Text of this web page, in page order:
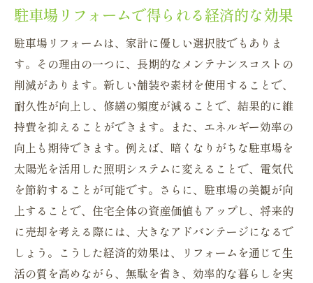
駐車場リフォームで得られる経済的な効果
駐車場リフォームは、家計に優しい選択肢でもありま
す。その理由の一つに、長期的なメンテナンスコストの
削減があります。新しい舗装や素材を使用することで、
耐久性が向上し、修繕の頻度が減ることで、結果的に維
持費を抑えることができます。また、エネルギー効率の
向上も期待できます。例えば、暗くなりがちな駐車場を
太陽光を活用した照明システムに変えることで、電気代
を節約することが可能です。さらに、駐車場の美観が向
上することで、住宅全体の資産価値もアップし、将来的
に売却を考える際には、大きなアドバンテージになるで
しょう。こうした経済的効果は、リフォームを通じて生
活の質を高めながら、無駄を省き、効率的な暮らしを実